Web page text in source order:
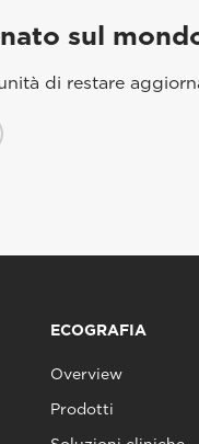
sul
di restare
ECOGRAFIA
Overview
Prodotti